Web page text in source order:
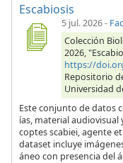
Escabiosis
5 jul. 2026-
Colección
2026,
https://
Repositorio
Universidad
Este conjunto de datos
ías, material audiovisual
coptes scabiei, agente
dataset incluye
áneo con presencia del